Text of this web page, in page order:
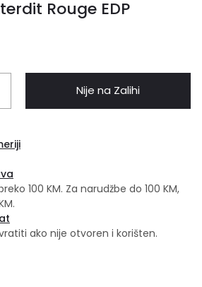
Rouge EDP
Nije na Zalihi
100 KM. Za narudžbe do 100 KM,
ako nije otvoren i korišten.